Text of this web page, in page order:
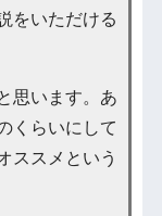
をいただける
思います。あ
くらいにして
ススメという